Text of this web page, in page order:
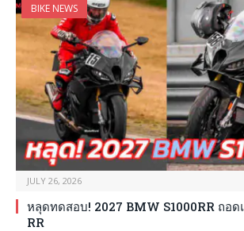
BIKE NEWS
JULY 26, 2026
หลุดทดสอบ! 2027 BMW S1000RR ถอ
RR